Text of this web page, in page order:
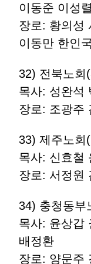
이동준 이성렬
장로: 황의성
이동만 한인
32) 전북노회
목사: 성완석
장로: 조광주
33) 제주노회
목사: 신효철
장로: 서정원
34) 충청동부
목사: 윤상갑
배정환
장로: 양문주